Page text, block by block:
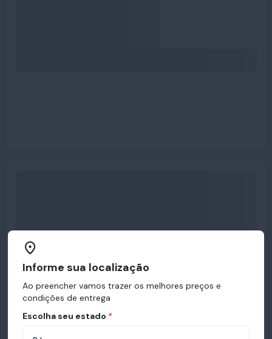
Informe sua localização
Ao preencher vamos trazer os melhores preços e
condições de entrega
Escolha seu estado *